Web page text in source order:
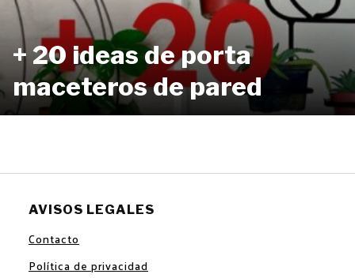
+ 20 ideas de porta
maceteros de pared
AVISOS LEGALES
Contacto
Política de privacidad